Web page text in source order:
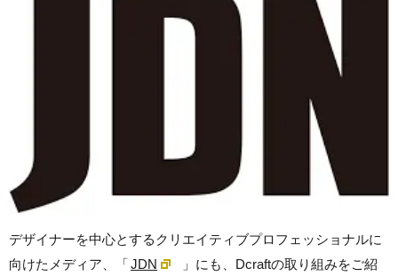
デザイナーを中心とするクリエイティブプロフェッショナルに
向けたメディア、「JDN
」にも、Dcraftの取り組みをご紹